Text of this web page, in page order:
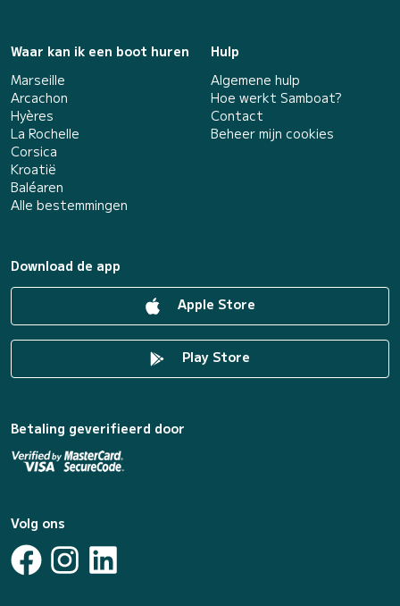
Waar kan ik een boot huren
Marseille
Arcachon
Hyères
La Rochelle
Corsica
Kroatië
Baléaren
Alle bestemmingen
Hulp
Algemene hulp
Hoe werkt Samboat?
Contact
Beheer mijn cookies
Download de app
Apple Store
Play Store
Betaling geverifieerd door
Volg ons